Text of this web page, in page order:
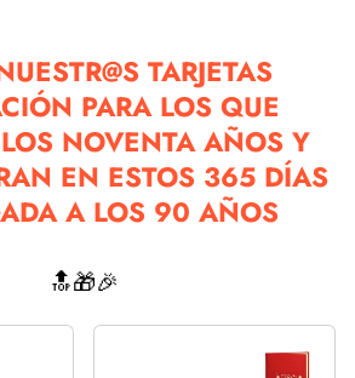
TARJETAS
PARA LOS QUE
NOVENTA AÑOS Y
EN ESTOS 365 DÍAS
A LOS 90 AÑOS
🔝🎁🎉